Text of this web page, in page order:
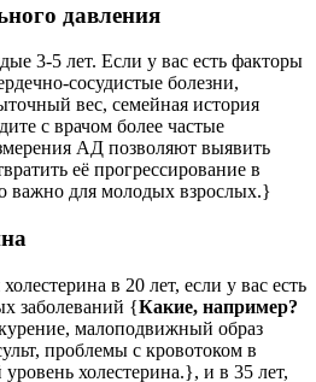
давления
3-5 лет. Если у вас есть факторы
сосудистые болезни,
вес, семейная история
с врачом более частые
АД позволяют выявить
её прогрессирование в
важно для молодых взрослых.}
в 20 лет, если у вас есть
заболеваний {Какие, например?
малоподвижный образ
проблемы с кровотоком в
холестерина.}, и в 35 лет,